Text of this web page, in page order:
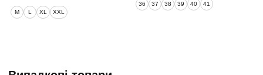
M L XL XXL
36 37 38 39 40 41